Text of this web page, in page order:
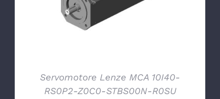
Servomotore Lenze MCA 10I40-
RS0P2-Z0C0-STBS00N-R0SU